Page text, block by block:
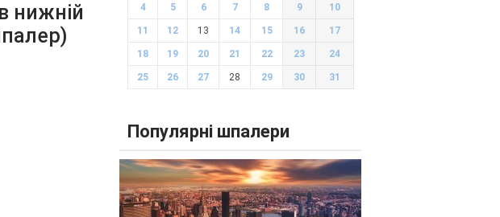
нижній
4 5 6 7 8 9 10
11 12 13 14 15 16 17
18 19 20 21 22 23 24
25 26 27 28 29 30 31
Популярні шпалери